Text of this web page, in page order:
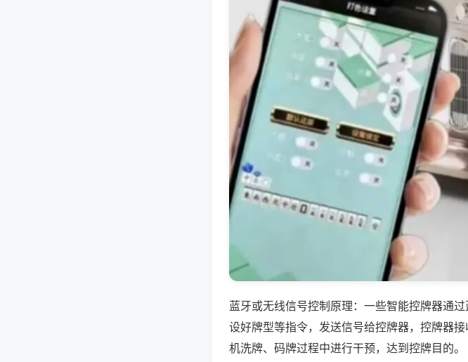
蓝牙或无线信号控制原理：一些智能控牌器通
设好牌型等指令，发送信号给控牌器，控牌器
机洗牌、码牌过程中进行干预，达到控牌目的。